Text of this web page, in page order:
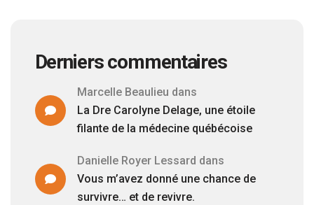
Derniers commentaires
Marcelle Beaulieu dans
La Dre Carolyne Delage, une étoile
filante de la médecine québécoise
Danielle Royer Lessard dans
Vous m’avez donné une chance de
survivre… et de revivre.